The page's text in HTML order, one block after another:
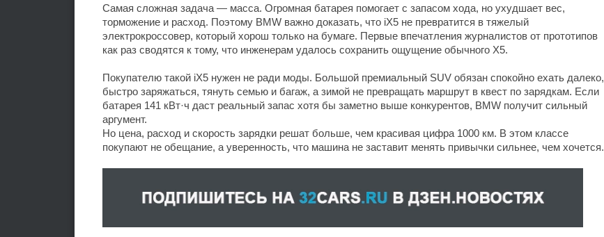
Самая сложная задача — масса. Огромная батарея помогает с запасом хода, но ухудшает вес,
торможение и расход. Поэтому BMW важно доказать, что iX5 не превратится в тяжелый
электрокроссовер, который хорош только на бумаге. Первые впечатления журналистов от прототипов
как раз сводятся к тому, что инженерам удалось сохранить ощущение обычного X5.
Покупателю такой iX5 нужен не ради моды. Большой премиальный SUV обязан спокойно ехать далеко,
быстро заряжаться, тянуть семью и багаж, а зимой не превращать маршрут в квест по зарядкам. Если
батарея 141 кВт·ч даст реальный запас хотя бы заметно выше конкурентов, BMW получит сильный
аргумент.
Но цена, расход и скорость зарядки решат больше, чем красивая цифра 1000 км. В этом классе
покупают не обещание, а уверенность, что машина не заставит менять привычки сильнее, чем хочется.